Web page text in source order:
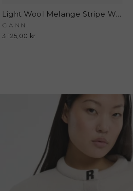
Light Wool Melange Stripe Wrap Pants A1080174 - 296 Rain Drum - GANNI
GANNI
3.125,00 kr